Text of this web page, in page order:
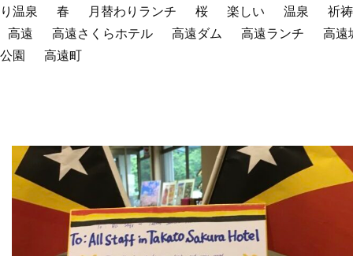
り温泉
春 月替わりランチ 桜 楽しい 温泉
祈祷
高遠
高遠さくらホテル 高遠ダム 高遠ランチ
高遠
公園
高遠町